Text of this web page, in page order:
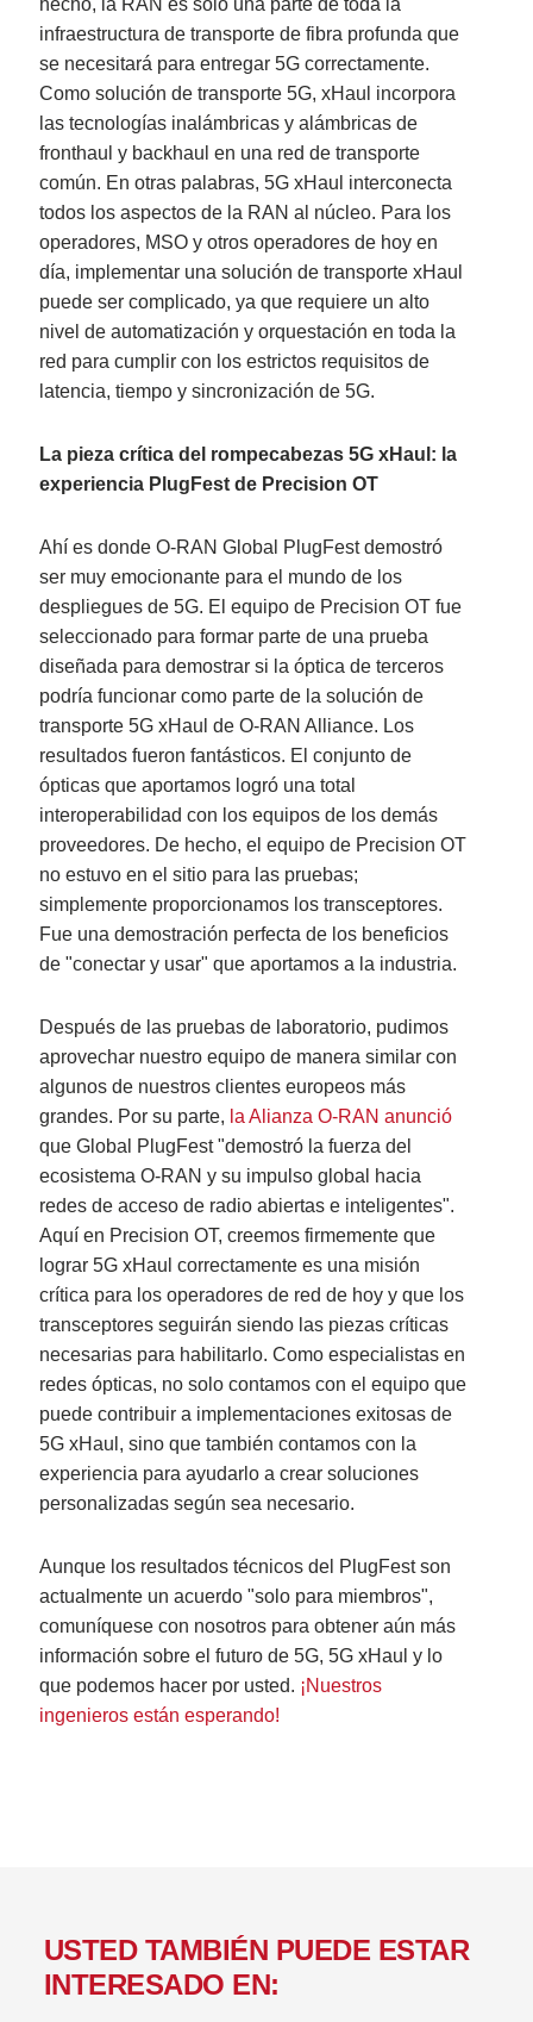
hecho, la RAN es solo una parte de toda la
infraestructura de transporte de fibra profunda que
se necesitará para entregar 5G correctamente.
Como solución de transporte 5G, xHaul incorpora
las tecnologías inalámbricas y alámbricas de
fronthaul y backhaul en una red de transporte
común. En otras palabras, 5G xHaul interconecta
todos los aspectos de la RAN al núcleo. Para los
operadores, MSO y otros operadores de hoy en
día, implementar una solución de transporte xHaul
puede ser complicado, ya que requiere un alto
nivel de automatización y orquestación en toda la
red para cumplir con los estrictos requisitos de
latencia, tiempo y sincronización de 5G.
La pieza crítica del rompecabezas 5G xHaul: la
experiencia PlugFest de Precision OT
Ahí es donde O-RAN Global PlugFest demostró
ser muy emocionante para el mundo de los
despliegues de 5G. El equipo de Precision OT fue
seleccionado para formar parte de una prueba
diseñada para demostrar si la óptica de terceros
podría funcionar como parte de la solución de
transporte 5G xHaul de O-RAN Alliance. Los
resultados fueron fantásticos. El conjunto de
ópticas que aportamos logró una total
interoperabilidad con los equipos de los demás
proveedores. De hecho, el equipo de Precision OT
no estuvo en el sitio para las pruebas;
simplemente proporcionamos los transceptores.
Fue una demostración perfecta de los beneficios
de "conectar y usar" que aportamos a la industria.
Después de las pruebas de laboratorio, pudimos
aprovechar nuestro equipo de manera similar con
algunos de nuestros clientes europeos más
grandes. Por su parte, la Alianza O-RAN anunció
que Global PlugFest "demostró la fuerza del
ecosistema O-RAN y su impulso global hacia
redes de acceso de radio abiertas e inteligentes".
Aquí en Precision OT, creemos firmemente que
lograr 5G xHaul correctamente es una misión
crítica para los operadores de red de hoy y que los
transceptores seguirán siendo las piezas críticas
necesarias para habilitarlo. Como especialistas en
redes ópticas, no solo contamos con el equipo que
puede contribuir a implementaciones exitosas de
5G xHaul, sino que también contamos con la
experiencia para ayudarlo a crear soluciones
personalizadas según sea necesario.
Aunque los resultados técnicos del PlugFest son
actualmente un acuerdo "solo para miembros",
comuníquese con nosotros para obtener aún más
información sobre el futuro de 5G, 5G xHaul y lo
que podemos hacer por usted. ¡Nuestros
ingenieros están esperando!
USTED TAMBIÉN PUEDE ESTAR
INTERESADO EN: